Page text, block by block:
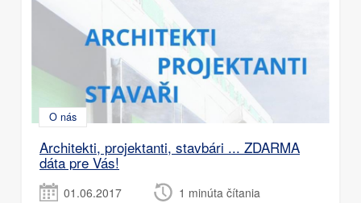
O nás
Architekti, projektanti, stavbári ... ZDARMA
dáta pre Vás!
01.06.2017 1 minúta čítania